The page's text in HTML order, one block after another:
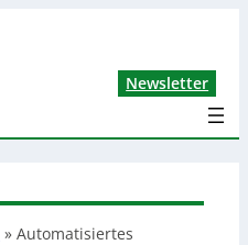
Newsletter
» Automatisiertes